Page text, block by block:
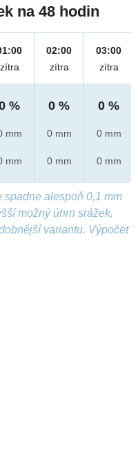
na 48 hodin
zítra
%
mm
mm
02:00
zítra
0 %
0 mm
0 mm
03:00
zítra
0 %
0 mm
0 mm
spadne alespoň 0,1 mm
možný úhrn srážek,
variantu. Výpočet